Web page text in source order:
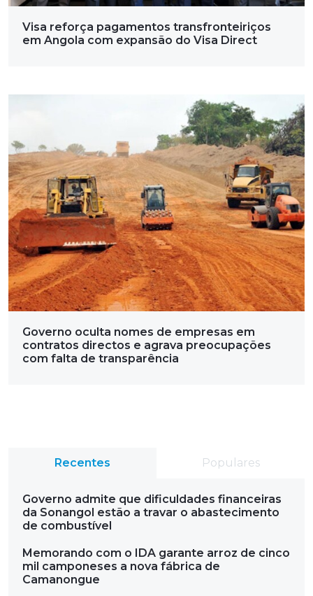
Visa reforça pagamentos transfronteiriços
em Angola com expansão do Visa Direct
Governo oculta nomes de empresas em
contratos directos e agrava preocupações
com falta de transparência
Recentes Populares
Governo admite que dificuldades financeiras
da Sonangol estão a travar o abastecimento
de combustível
Memorando com o IDA garante arroz de cinco
mil camponeses a nova fábrica de
Camanongue